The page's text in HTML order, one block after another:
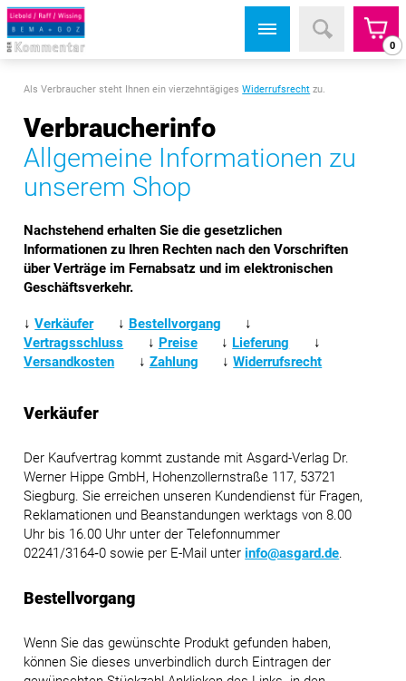
0
Als Verbraucher steht Ihnen ein vierzehntägigesWiderrufsrecht zu.
Verbraucherinfo
Allgemeine Informationen zu
unserem Shop
Nachstehend erhalten Sie die gesetzlichen
Informationen zu Ihren Rechten nach den Vorschriften
über Verträge im Fernabsatz und im elektronischen
Geschäftsverkehr.
↓Verkäufer ↓ Bestellvorgang
↓
Vertragsschluss
↓ Preise ↓ Lieferung
↓
Versandkosten
↓ Zahlung ↓Widerrufsrecht
Verkäufer
Der Kaufvertrag kommt zustande mit Asgard-Verlag Dr.
Werner Hippe GmbH, Hohenzollernstraße 117, 53721
Siegburg. Sie erreichen unseren Kundendienst für Fragen,
Reklamationen und Beanstandungen werktags von 8.00
Uhr bis 16.00 Uhr unter der Telefonnummer
02241/3164‑0 sowie per E-Mail unterinfo@asgard.de.
Bestellvorgang
Wenn Sie das gewünschte Produkt gefunden haben,
können Sie dieses unverbindlich durch Eintragen der